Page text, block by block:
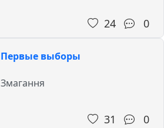
24 0
Первые выборы
Змагання
31 0